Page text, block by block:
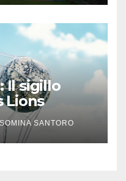
Il sigillo
Lions
SANTORO